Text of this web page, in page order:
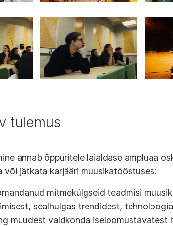
tulemus
annab õppuritele laialdase ampluaa
või jätkata karjääri muusikatööstuses:
mitmekülgseid teadmisi
sealhulgas trendidest,
muudest valdkonda iseloomustavatest